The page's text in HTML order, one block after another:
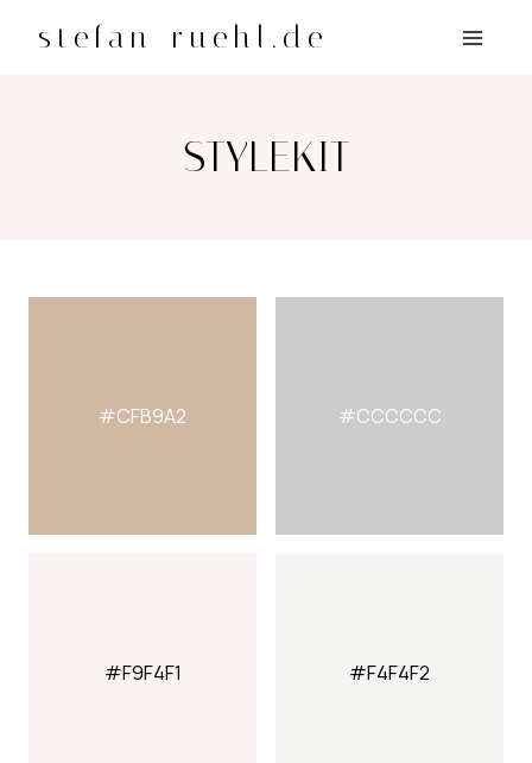
Inhaltstefan-ruehl.de
STYLEKIT
#CFB9A2 #CCCCCC
#F9F4F1 #F4F4F2